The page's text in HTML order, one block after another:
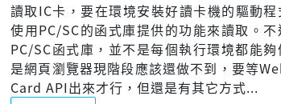
讀取IC卡，要在環境安裝好讀卡機的驅動程
使用PC/SC的函式庫提供的功能來讀取。不
PC/SC函式庫，並不是每個執行環境都能夠
是網頁瀏覽器現階段應該還做不到，要等
Card API出來才行，但還是有其它方式...